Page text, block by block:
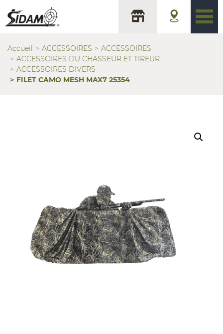
Accueil ACCESSOIRES
ACCESSOIRES
ACCESSOIRES DU CHASSEUR ET TIREUR
ACCESSOIRES DIVERS
FILET CAMO MESH MAX7 25354